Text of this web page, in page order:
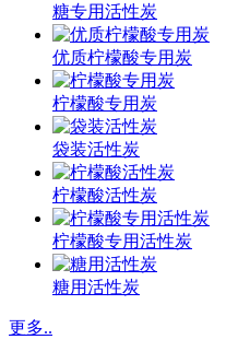
糖专用活性炭
优质柠檬酸专用炭
柠檬酸专用炭
袋装活性炭
柠檬酸活性炭
柠檬酸专用活性炭
糖用活性炭
更多..